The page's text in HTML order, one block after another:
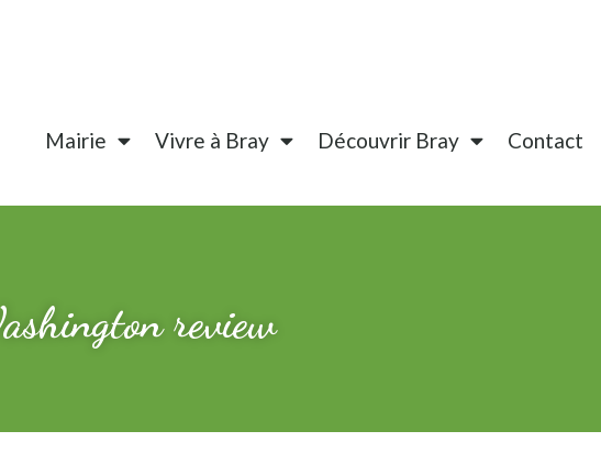
Mairie Vivre à Bray Découvrir Bray Contact
review